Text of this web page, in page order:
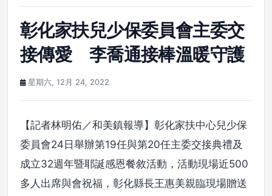
彰化家扶兒少保委員會主委交
接傳愛 李喬通接棒溫暖守護
星期六, 12月 24, 2022
【記者林明佑／和美鎮報導】彰化家扶中心兒少保
委員會24日舉辦第19任與第20任主委交接典禮及
成立32週年暨耶誕感恩餐敘活動，活動現場近500
多人出席與會祝福，彰化縣長王惠美親臨現場贈送